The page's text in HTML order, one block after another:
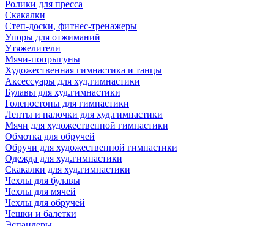
Ролики для пресса
Скакалки
Степ-доски, фитнес-тренажеры
Упоры для отжиманий
Утяжелители
Мячи-попрыгуны
Художественная гимнастика и танцы
Аксессуары для худ.гимнастики
Булавы для худ.гимнастики
Голеностопы для гимнастики
Ленты и палочки для худ.гимнастики
Мячи для художественной гимнастики
Обмотка для обручей
Обручи для художественной гимнастики
Одежда для худ.гимнастики
Скакалки для худ.гимнастики
Чехлы для булавы
Чехлы для мячей
Чехлы для обручей
Чешки и балетки